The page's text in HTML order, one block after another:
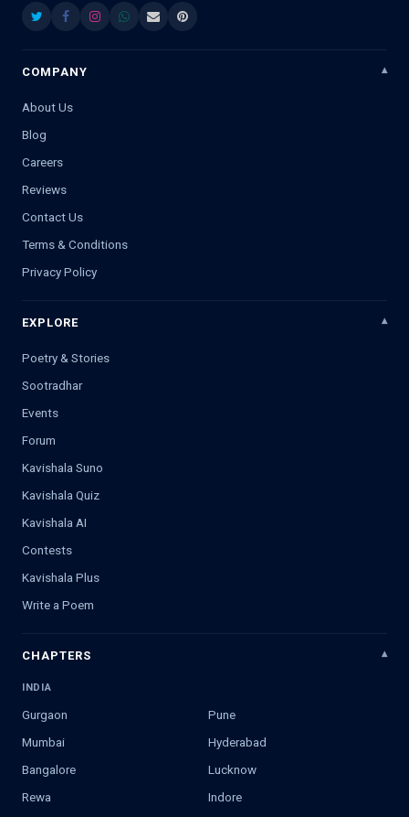
COMPANY
About Us
Blog
Careers
Reviews
Contact Us
Terms & Conditions
Privacy Policy
EXPLORE
Poetry & Stories
Sootradhar
Events
Forum
Kavishala Suno
Kavishala Quiz
Kavishala AI
Contests
Kavishala Plus
Write a Poem
CHAPTERS
INDIA
Gurgaon
Pune
Mumbai
Hyderabad
Bangalore
Lucknow
Rewa
Indore